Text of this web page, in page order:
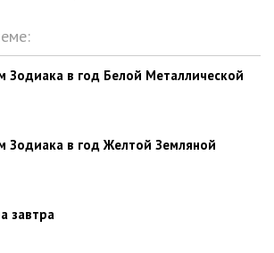
Зодиака в год Белой Металлической
Зодиака в год Желтой Земляной
завтра